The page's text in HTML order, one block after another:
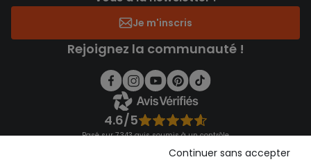
Je m'inscris
Rejoignez la communauté !
4.6/5
Basé sur 7 343 avis soumis à un contrôle
Consulter les CGUContinuer sans accepter